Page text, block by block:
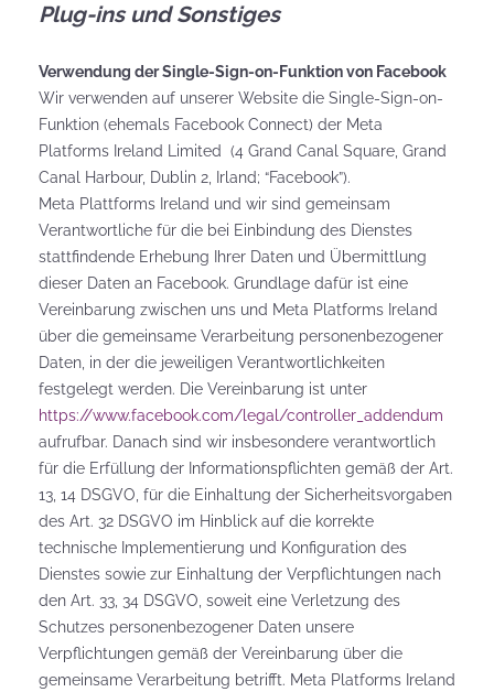
Plug-ins und Sonstiges
Verwendung der Single-Sign-on-Funktion von Facebook
Wir verwenden auf unserer Website die Single-Sign-on-
Funktion (ehemals Facebook Connect) der Meta
Platforms Ireland Limited (4 Grand Canal Square, Grand
Canal Harbour, Dublin 2, Irland; “Facebook”).
Meta Plattforms Ireland und wir sind gemeinsam
Verantwortliche für die bei Einbindung des Dienstes
stattfindende Erhebung Ihrer Daten und Übermittlung
dieser Daten an Facebook. Grundlage dafür ist eine
Vereinbarung zwischen uns und Meta Platforms Ireland
über die gemeinsame Verarbeitung personenbezogener
Daten, in der die jeweiligen Verantwortlichkeiten
festgelegt werden. Die Vereinbarung ist unter
https://www.facebook.com/legal/controller_addendum
aufrufbar. Danach sind wir insbesondere verantwortlich
für die Erfüllung der Informationspflichten gemäß der Art.
13, 14 DSGVO, für die Einhaltung der Sicherheitsvorgaben
des Art. 32 DSGVO im Hinblick auf die korrekte
technische Implementierung und Konfiguration des
Dienstes sowie zur Einhaltung der Verpflichtungen nach
den Art. 33, 34 DSGVO, soweit eine Verletzung des
Schutzes personenbezogener Daten unsere
Verpflichtungen gemäß der Vereinbarung über die
gemeinsame Verarbeitung betrifft. Meta Platforms Ireland